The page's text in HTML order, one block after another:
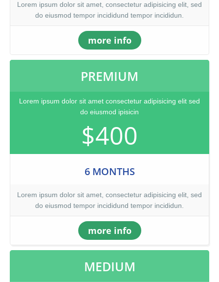
Lorem ipsum dolor sit amet, consectetur adipisicing elit, sed
do eiusmod tempor incididund tempor incididun.
more info
PREMIUM
Lorem ipsum dolor sit amet consectetur adipisicing elit sed
do eiusmod ipisicin
$400
6 MONTHS
Lorem ipsum dolor sit amet, consectetur adipisicing elit, sed
do eiusmod tempor incididund tempor incididun.
more info
MEDIUM